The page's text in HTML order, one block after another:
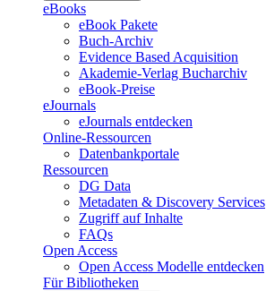
eBooks
eBook Pakete
Buch-Archiv
Evidence Based Acquisition
Akademie-Verlag Bucharchiv
eBook-Preise
eJournals
eJournals entdecken
Online-Ressourcen
Datenbankportale
Ressourcen
DG Data
Metadaten & Discovery Services
Zugriff auf Inhalte
FAQs
Open Access
Open Access Modelle entdecken
Für Bibliotheken